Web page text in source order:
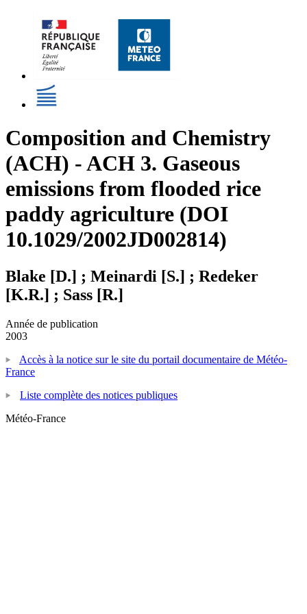
Composition and Chemistry
(ACH) - ACH 3. Gaseous
emissions from flooded rice
paddy agriculture (DOI
10.1029/2002JD002814)
Blake [D.] ; Meinardi [S.] ; Redeker
[K.R.] ; Sass [R.]
Année de publication
2003
Accès à la notice sur le site du portail documentaire de Météo-
France
Liste complète des notices publiques
Météo-France